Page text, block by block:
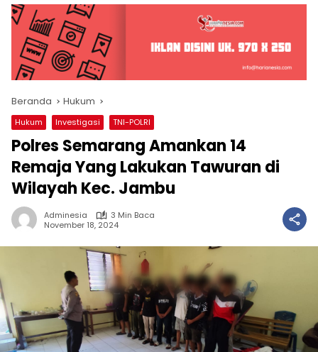
Beranda Hukum
Hukum Investigasi TNI-POLRI
Polres Semarang Amankan 14
Remaja Yang Lakukan Tawuran di
Wilayah Kec. Jambu
Adminesia
3 Min Baca
November 18, 2024